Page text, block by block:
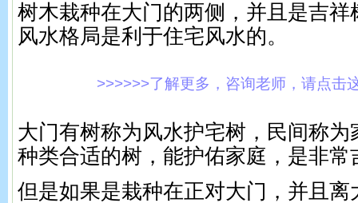
树木栽种在大门的两侧，并且是吉祥
风水格局是利于住宅风水的。
>>>>>>了解更多，咨询老师，请点击
大门有树称为风水护宅树，民间称
种类合适的树，能护佑家庭，是非常
但是如果是栽种在正对大门，并且离